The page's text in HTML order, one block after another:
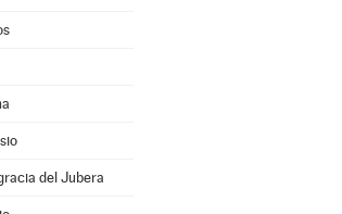
del Jubera